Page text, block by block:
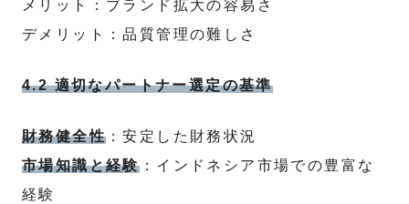
メリット：ブランド拡大の容易さ
デメリット：品質管理の難しさ
4.2 適切なパートナー選定の基準
財務健全性 ：安定した財務状況
市場知識と経験：インドネシア市場での豊富な
経験